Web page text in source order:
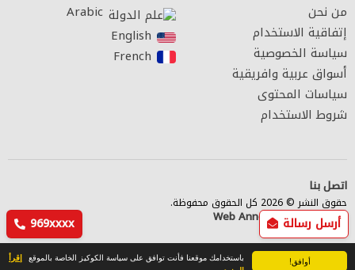
أوافق! باستخدامك موقعنا فأنت توافق على سياسة الكوكيز الخاصة بالموقع إقرأ
969xxxx أرسل رسالة
من نحن
إتفاقية الاستخدام
سياسة الخصوصية
أسواق عربية وافريقية
سياسات المحتوى
شروط الاستخدام
Arabic‎
English‎
French‎
اتصل بنا
حقوق النشر © 2026 كل الحقوق محفوظة.
Web Annonces Technology